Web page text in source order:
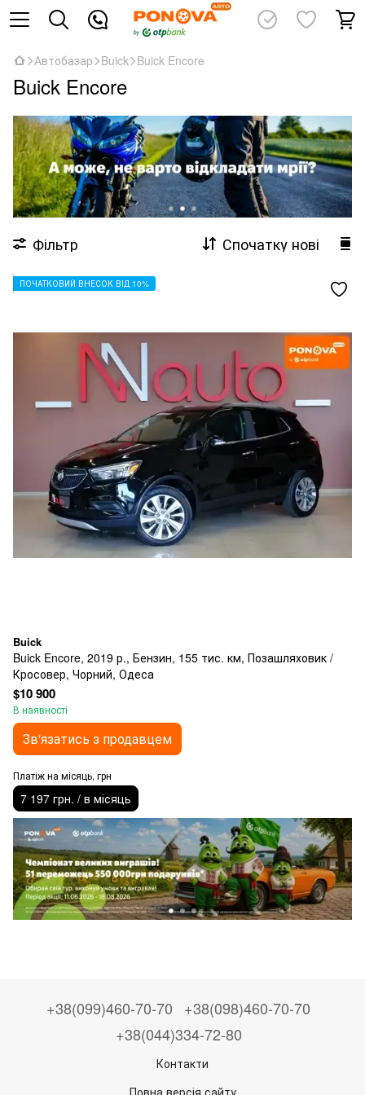
Автобазар Buick Buick Encore
Buick Encore
Фільтр Спочатку нові
ПОЧАТКОВИЙ ВНЕСОК ВІД 10%
Buick
Buick Encore, 2019 р., Бензин, 155 тис. км, Позашляховик /
Кросовер, Чорний, Одеса
$10 900
В наявності
Зв'язатись з продавцем
Платіж на місяць, грн
7 197 грн. / в місяць
+38(099)460-70-70
+38(098)460-70-70
+38(044)334-72-80
Контакти
Повна версія сайту